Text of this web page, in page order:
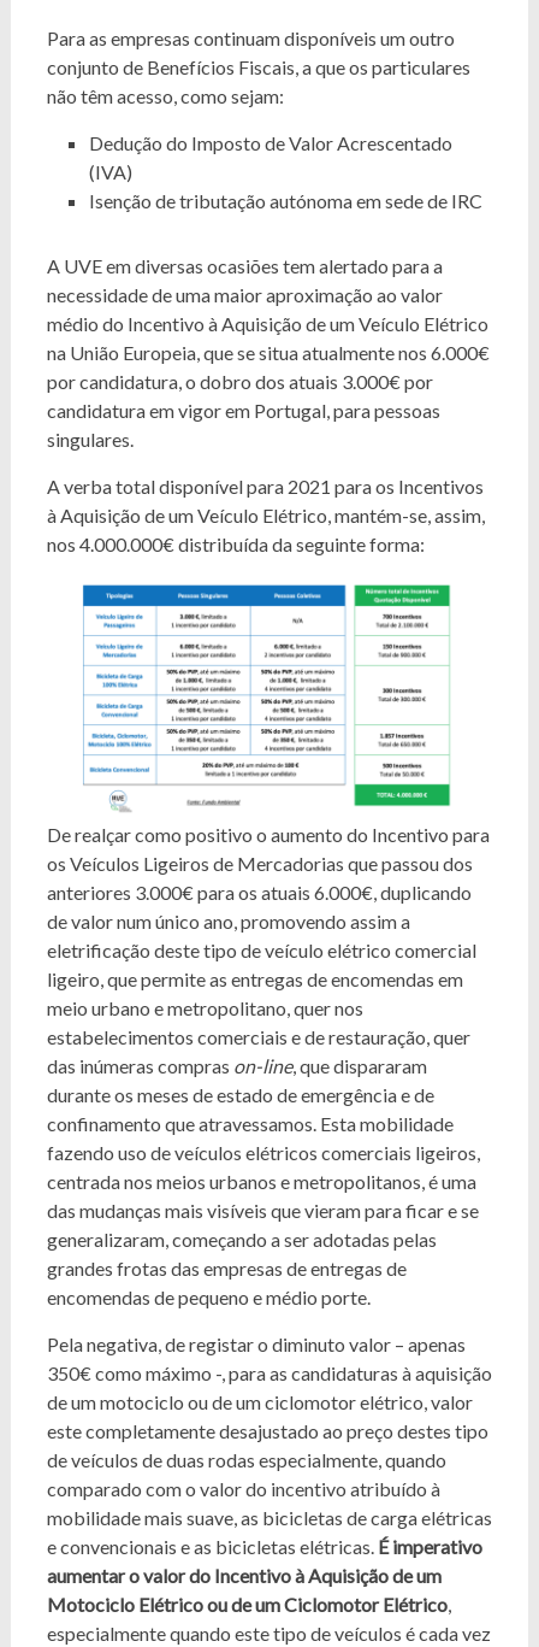
Para as empresas continuam disponíveis um outro
conjunto de Benefícios Fiscais, a que os particulares
não têm acesso, como sejam:
Dedução do Imposto de Valor Acrescentado
(IVA)
Isenção de tributação autónoma em sede de IRC
A UVE em diversas ocasiões tem alertado para a
necessidade de uma maior aproximação ao valor
médio do Incentivo à Aquisição de um Veículo Elétrico
na União Europeia, que se situa atualmente nos 6.000€
por candidatura, o dobro dos atuais 3.000€ por
candidatura em vigor em Portugal, para pessoas
singulares.
A verba total disponível para 2021 para os Incentivos
à Aquisição de um Veículo Elétrico, mantém-se, assim,
nos 4.000.000€ distribuída da seguinte forma:
De realçar como positivo o aumento do Incentivo para
os Veículos Ligeiros de Mercadorias que passou dos
anteriores 3.000€ para os atuais 6.000€, duplicando
de valor num único ano, promovendo assim a
eletrificação deste tipo de veículo elétrico comercial
ligeiro, que permite as entregas de encomendas em
meio urbano e metropolitano, quer nos
estabelecimentos comerciais e de restauração, quer
das inúmeras compras on-line, que dispararam
durante os meses de estado de emergência e de
confinamento que atravessamos. Esta mobilidade
fazendo uso de veículos elétricos comerciais ligeiros,
centrada nos meios urbanos e metropolitanos, é uma
das mudanças mais visíveis que vieram para ficar e se
generalizaram, começando a ser adotadas pelas
grandes frotas das empresas de entregas de
encomendas de pequeno e médio porte.
Pela negativa, de registar o diminuto valor – apenas
350€ como máximo -, para as candidaturas à aquisição
de um motociclo ou de um ciclomotor elétrico, valor
este completamente desajustado ao preço destes tipo
de veículos de duas rodas especialmente, quando
comparado com o valor do incentivo atribuído à
mobilidade mais suave, as bicicletas de carga elétricas
e convencionais e as bicicletas elétricas. É imperativo
aumentar o valor do Incentivo à Aquisição de um
Motociclo Elétrico ou de um Ciclomotor Elétrico,
especialmente quando este tipo de veículos é cada vez